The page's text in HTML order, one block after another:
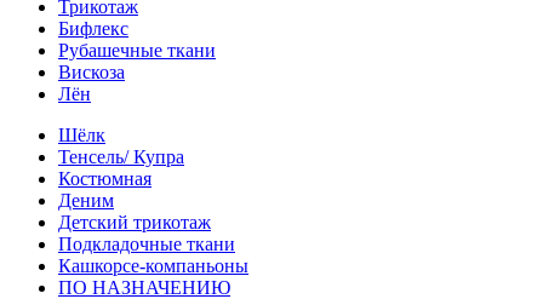
Трикотаж
Бифлекс
Рубашечные ткани
Вискоза
Лён
Шёлк
Тенсель/ Купра
Костюмная
Деним
Детский трикотаж
Подкладочные ткани
Кашкорсе-компаньоны
ПО НАЗНАЧЕНИЮ